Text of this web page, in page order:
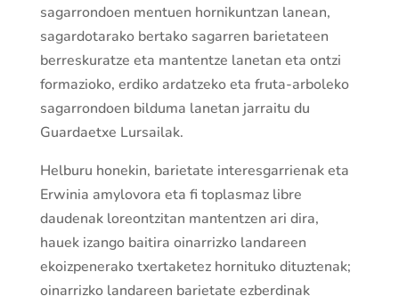
sagarrondoen mentuen hornikuntzan lanean,
sagardotarako bertako sagarren barietateen
berreskuratze eta mantentze lanetan eta ontzi
formazioko, erdiko ardatzeko eta fruta-arboleko
sagarrondoen bilduma lanetan jarraitu du
Guardaetxe Lursailak.
Helburu honekin, barietate interesgarrienak eta
Erwinia amylovora eta fi toplasmaz libre
daudenak loreontzitan mantentzen ari dira,
hauek izango baitira oinarrizko landareen
ekoizpenerako txertaketez hornituko dituztenak;
oinarrizko landareen barietate ezberdinak